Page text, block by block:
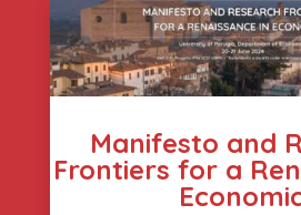
Manifesto and
Frontiers for a